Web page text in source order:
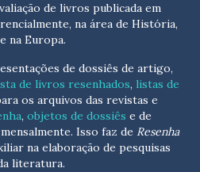
de livros publicada em
na área de História,
na Europa.
de dossiês de artigo,
de livros resenhados, listas de
os arquivos das revistas e
, objetos de dossiês e de
mensalmente. Isso faz de Resenha
na elaboração de pesquisas
literatura.